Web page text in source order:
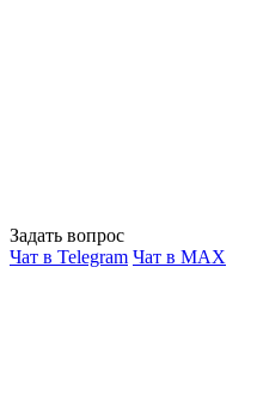
Задать вопрос
Чат в Telegram Чат в MAX